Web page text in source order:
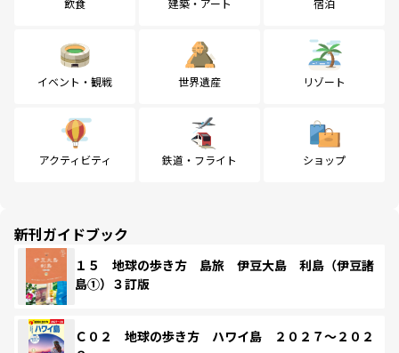
イベント・観戦 世界遺産 リゾート
アクティビティ 鉄道・フライト ショップ
新刊ガイドブック
１５ 地球の歩き方 島旅 伊豆大島 利島（伊豆諸
島①）３訂版
Ｃ０２ 地球の歩き方 ハワイ島 ２０２７～２０２